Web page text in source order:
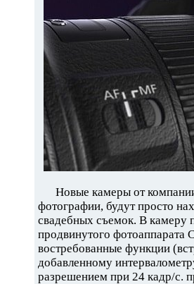
Новые камеры от
фотографии, будут просто
свадебных съемок. В камеру
продвинутого фотоаппарата
востребованные функции
добавленному
разрешением при 24 кадр/с.